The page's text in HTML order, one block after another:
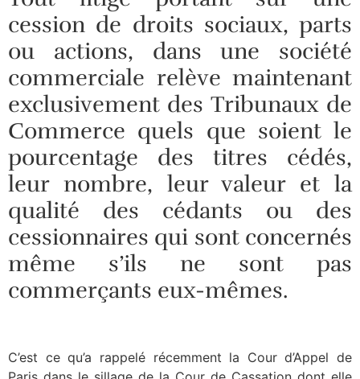
cession de droits sociaux, parts
ou actions, dans une société
commerciale relève maintenant
exclusivement des Tribunaux de
Commerce quels que soient le
pourcentage des titres cédés,
leur nombre, leur valeur et la
qualité des cédants ou des
cessionnaires qui sont concernés
même s’ils ne sont pas
commerçants eux-mêmes.
C’est ce qu’a rappelé récemment la Cour d’Appel de